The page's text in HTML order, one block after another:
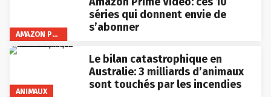
séries qui donnent envie de
s’abonner
ANIMAUX
Le bilan catastrophique en
Australie: 3 milliards d’animaux
sont touchés par les incendies